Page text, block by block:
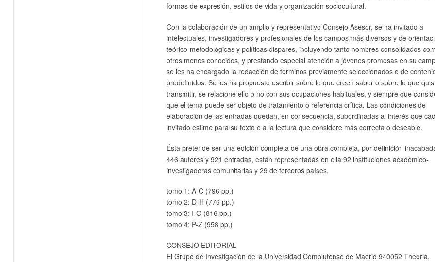
formas de expresión, estilos de vida y organización sociocultural.
Con la colaboración de un amplio y representativo Consejo Asesor, se ha invitado a
intelectuales, investigadores y profesionales de los campos más diversos y de
teórico-metodológicas y políticas dispares, incluyendo tanto nombres consolidados
otros menos conocidos, y prestando especial atención a jóvenes promesas en su
se les ha encargado la redacción de términos previamente seleccionados o de
predefinidos. Se les ha propuesto escribir sobre lo que creen saber o sobre lo que
transmitir, se relacione ello o no con sus ocupaciones habituales, y siempre que
que el tema puede ser objeto de tratamiento o referencia crítica. Las condiciones de
elaboración de las entradas quedan, en consecuencia, subordinadas al interés que
invitado estime para su texto o a la lectura que considere más correcta o deseable.
Ésta pretende ser una edición completa de una obra compleja, por definición
446 autores y 921 entradas, están representadas en ella 92 instituciones académico-
investigadoras comunitarias y 29 de terceros países.
tomo 1: A-C (796 pp.)
tomo 2: D-H (776 pp.)
tomo 3: I-O (816 pp.)
tomo 4: P-Z (958 pp.)
CONSEJO EDITORIAL
El Grupo de Investigación de la Universidad Complutense de Madrid 940052 Theoria.